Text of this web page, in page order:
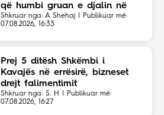
që humbi gruan e djalin në
aksident
Shkruar nga: A Shehaj | Publikuar më:
07.08.2026, 16:33
Prej 5 ditësh Shkëmbi i
Kavajës në errësirë, bizneset
drejt falimentimit
Shkruar nga: S. H | Publikuar më:
07.08.2026, 16:27